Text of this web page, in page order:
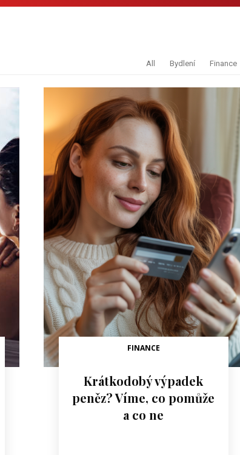
All Bydlení Finance
FINANCE
Krátkodobý výpadek
peněz? Víme, co pomůže
a co ne